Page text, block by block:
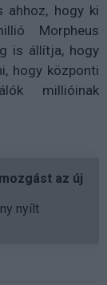
ahhoz, hogy ki
Morpheus
is állítja, hogy
hogy központi
millióinak
az új
nyílt